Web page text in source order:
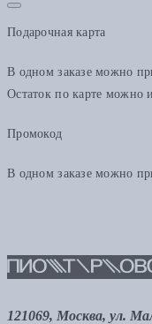
Подарочная карта
В одном заказе можно
Остаток по карте можно
Промокод
В одном заказе можно
121069, Москва, ул.